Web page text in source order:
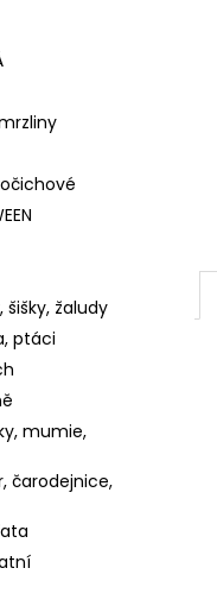
šišky, žaludy
ptáci
mumie,
čarodejnice,